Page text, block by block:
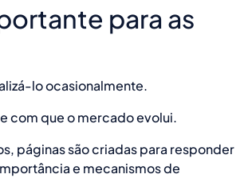
para as
lo ocasionalmente.
com que o mercado evolui.
páginas são criadas para responder
e mecanismos de